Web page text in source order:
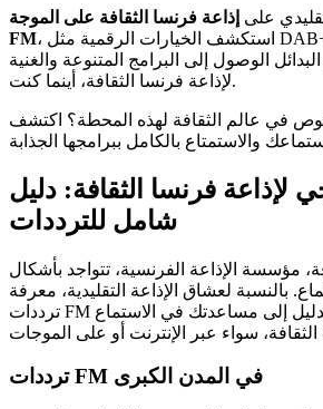
على إذاعة فرنسا الثقافة على الموجة
FM، استكشف الخيارات الرقمية مثل DAB+ أو التطبيقات
الوصول إلى البرامج المتنوعة والغنية
لإذاعة فرنسا الثقافة، أينما كنت.
في عالم الثقافة لهذه المحطة؟ اكتشف
فرنسا الثقافة: دليل
شامل للترددات
مؤسسة الإذاعة الفرنسية، تتواجد بأشكال
بالنسبة لعشاق الإذاعة التقليدية، معرفة
ترددات FM أمر حيوي. يهدف هذا الدليل إلى مساعدتك في الاستماع
ترددات FM في المدن الكبرى